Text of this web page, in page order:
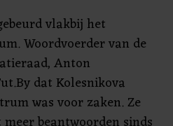
vlakbij het
Woordvoerder van de
Anton
dat Kolesnikova
was voor zaken. Ze